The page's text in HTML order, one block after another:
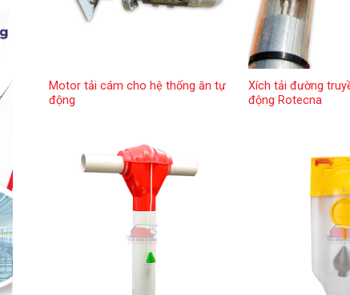
Motor tải cám cho hệ thống ăn tự
động
Xích tải đường
động Rotecna